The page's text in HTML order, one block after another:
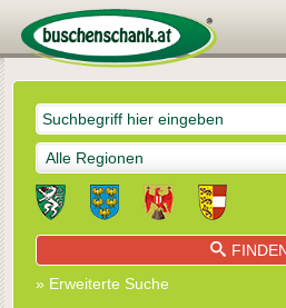
Alle Regionen
» Erweiterte Suche